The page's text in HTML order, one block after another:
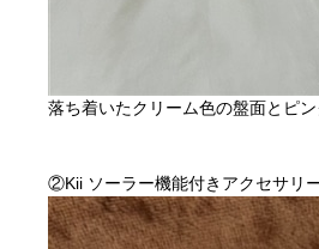
落ち着いたクリーム色の盤面とピ
②Kii ソーラー機能付きアクセサリ